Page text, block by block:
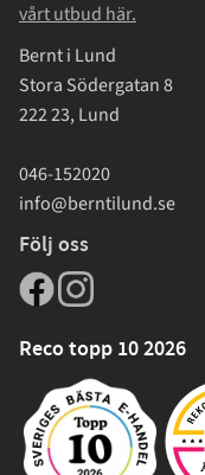
vårt utbud här.
Bernt i Lund
Stora Södergatan 8
222 23, Lund
046-152020
info@berntilund.se
Följ oss
Reco topp 10 2026